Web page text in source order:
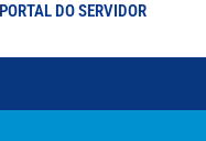
PORTAL DO SERVIDOR